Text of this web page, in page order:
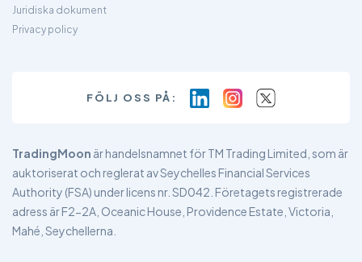
Juridiska dokument
Privacy policy
FÖLJ OSS PÅ:
TradingMoon är handelsnamnet för TM Trading Limited, som är
auktoriserat och reglerat av Seychelles Financial Services
Authority (FSA) under licens nr. SD042. Företagets registrerade
adress är F2-2A, Oceanic House, Providence Estate, Victoria,
Mahé, Seychellerna.